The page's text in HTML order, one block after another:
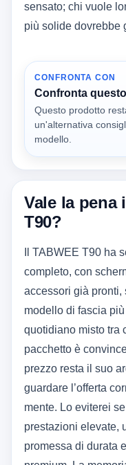
sensato; chi vuole
più solide dovrebbe
CONFRONTA CON
Confronta
Questo prodotto
un'alternativa
modello.
Vale la pena
T90?
Il TABWEE T90 ha
completo, con
accessori già pronti,
modello di fascia
quotidiano misto tra
pacchetto è
prezzo resta il suo
guardare l’offerta
mente. Lo eviterei
prestazioni elevate,
promessa di durata